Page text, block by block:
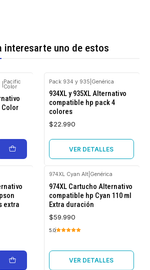
interesarte uno de estos
Pacific
Color
Pack 934 y 935 Genérica
934XL y 935XL Alternativo
compatible hp pack 4
colores
$22.990
VER DETALLES
extra
974XL Cyan Alt Genérica
974XL Cartucho Alternativo
compatible hp Cyan 110 ml
Extra duración
$59.990
5.0
VER DETALLES